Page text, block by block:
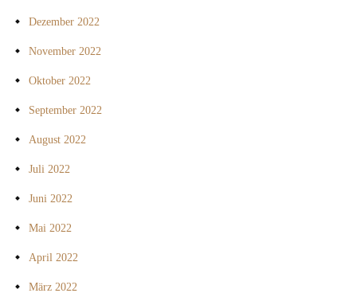
Dezember 2022
November 2022
Oktober 2022
September 2022
August 2022
Juli 2022
Juni 2022
Mai 2022
April 2022
März 2022